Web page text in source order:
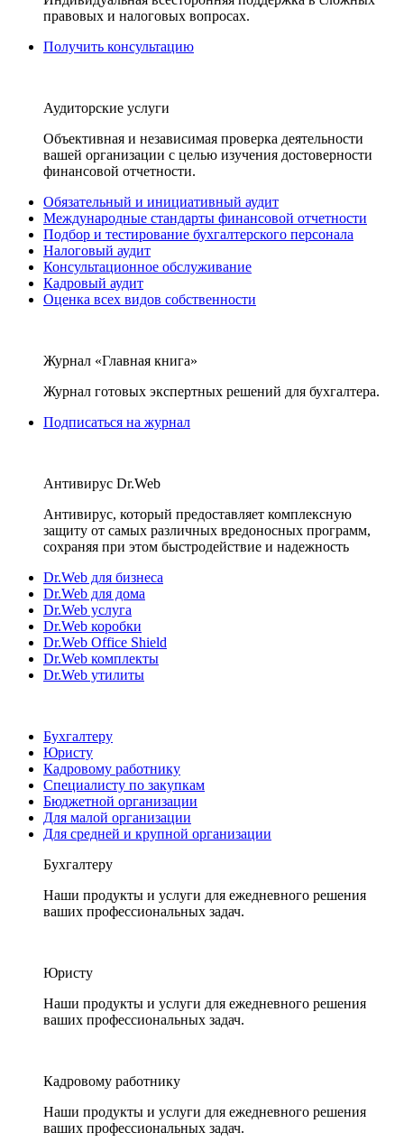
правовых и налоговых вопросах.
Получить консультацию
Аудиторские услуги
Объективная и независимая проверка деятельности
вашей организации с целью изучения достоверности
финансовой отчетности.
Обязательный и инициативный аудит
Международные стандарты финансовой отчетности
Подбор и тестирование бухгалтерского персонала
Налоговый аудит
Консультационное обслуживание
Кадровый аудит
Оценка всех видов собственности
Журнал «Главная книга»
Журнал готовых экспертных решений для бухгалтера.
Подписаться на журнал
Антивирус Dr.Web
Антивирус, который предоставляет комплексную
защиту от самых различных вредоносных программ,
сохраняя при этом быстродействие и надежность
Dr.Web для бизнеса
Dr.Web для дома
Dr.Web услуга
Dr.Web коробки
Dr.Web Office Shield
Dr.Web комплекты
Dr.Web утилиты
Бухгалтеру
Юристу
Кадровому работнику
Специалисту по закупкам
Бюджетной организации
Для малой организации
Для средней и крупной организации
Бухгалтеру
Наши продукты и услуги для ежедневного решения
ваших профессиональных задач.
Юристу
Наши продукты и услуги для ежедневного решения
ваших профессиональных задач.
Кадровому работнику
Наши продукты и услуги для ежедневного решения
ваших профессиональных задач.